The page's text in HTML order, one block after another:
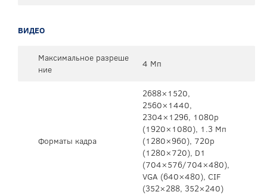
ВИДЕО
Максимальное разреше
ние
4 Мп
Форматы кадра
2688×1520,
2560×1440,
2304×1296, 1080р
(1920×1080), 1.3 Мп
(1280×960), 720p
(1280×720), D1
(704×576/704×480),
VGA (640×480), CIF
(352×288, 352×240)